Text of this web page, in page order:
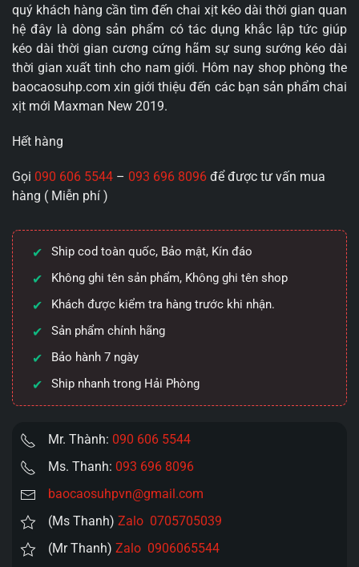
quý khách hàng cần tìm đến chai xịt kéo dài thời gian quan
hệ đây là dòng sản phẩm có tác dụng khắc lập tức giúp
kéo dài thời gian cương cứng hãm sự sung sướng kéo dài
thời gian xuất tinh cho nam giới. Hôm nay shop phòng the
baocaosuhp.com xin giới thiệu đến các bạn sản phẩm chai
xịt mới Maxman New 2019.
Hết hàng
Gọi 090 606 5544 – 093 696 8096 để được tư vấn mua
hàng ( Miễn phí )
Ship cod toàn quốc, Bảo mật, Kín đáo
Không ghi tên sản phẩm, Không ghi tên shop
Khách được kiểm tra hàng trước khi nhận.
Sản phẩm chính hãng
Bảo hành 7 ngày
Ship nhanh trong Hải Phòng
Mr. Thành: 090 606 5544
Ms. Thanh: 093 696 8096
baocaosuhpvn@gmail.com
(Ms Thanh) Zalo 0705705039
(Mr Thanh) Zalo 0906065544